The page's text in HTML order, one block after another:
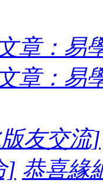
章：易
章：易
友交流]
] 恭喜緣